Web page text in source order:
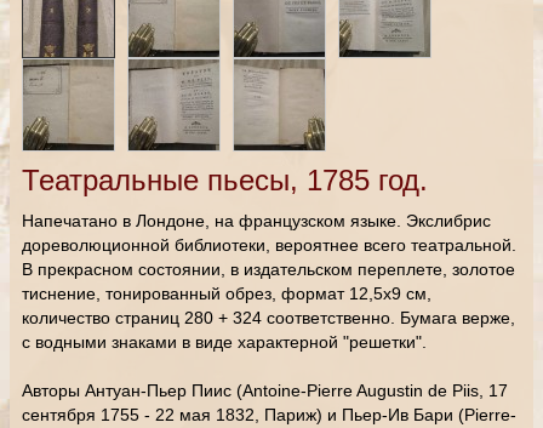
Театральные пьесы, 1785 год.
Напечатано в Лондоне, на французском языке. Экслибрис
дореволюционной библиотеки, вероятнее всего театральной.
В прекрасном состоянии, в издательском переплете, золотое
тиснение, тонированный обрез, формат 12,5х9 см,
количество страниц 280 + 324 соответственно. Бумага верже,
с водными знаками в виде характерной "решетки".
Авторы Антуан-Пьер Пиис (Antoine-Pierre Augustin de Piis, 17
сентября 1755 - 22 мая 1832, Париж) и Пьер-Ив Бари (Pierre-